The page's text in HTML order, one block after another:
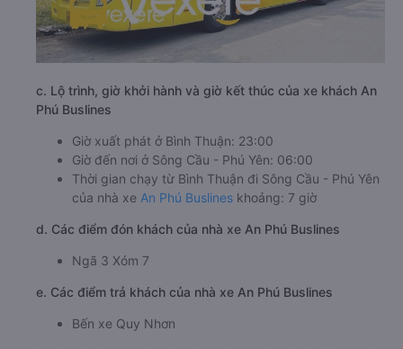
c. Lộ trình, giờ khởi hành và giờ kết thúc của xe khách An
Phú Buslines
Giờ xuất phát ở Bình Thuận: 23:00
Giờ đến nơi ở Sông Cầu - Phú Yên: 06:00
của nhà xe An Phú Buslines
d. Các điểm đón khách của nhà xe An Phú Buslines
Ngã 3 Xóm 7